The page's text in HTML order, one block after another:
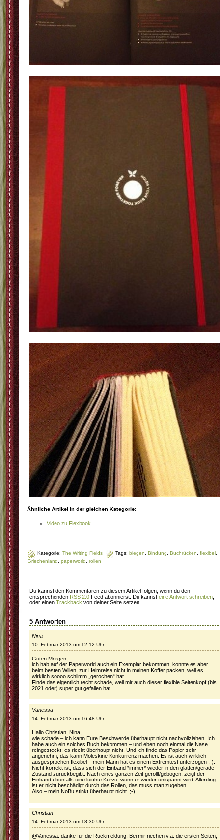
Ähnliche Artikel in der gleichen Kategorie:
Video zu Flexbook
Kategorie: The Writing Fields Tags: biegen, Bindung, Buchrücken, flexibel ,
Griechenland , paperworld , rollen
Du kannst den Kommentaren zu diesem Artikel folgen, wenn du den
entsprechenden RSS 2.0 Feed abonnierst. Du kannst eine Antwort schreiben
oder einen Trackback von deiner Seite setzen.
5 Antworten
Nina
10. Februar 2013 um 12:12 Uhr
Guten Morgen,
ich hab auf der Paperworld auch ein Exemplar bekommen, konnte es aber
beim besten Willen, zur Heimreise nicht in meinen Koffer packen, weil es
wirklich soooo schlimm „gerochen“ hat.
Finde das eigentlich recht schade, weil mir auch dieser flexible Seitenkopf (bis
2021 oder) super gut gefallen hat.
Vanessa
14. Februar 2013 um 16:48 Uhr
Hallo Christian, Nina,
wie schade – ich kann Eure Beschwerde überhaupt nicht nachvollziehen. Ich
habe auch ein solches Buch bekommen – und eben noch einmal die Nase
reingesteckt: es riecht überhaupt nicht. Und ich finde das Papier sehr
angenehm, das kann Moleskine Konkurrenz machen. Es ist auch wirklich
ausgesprochen flexibel – mein Mann hat es einem Extremtest unterzogen ;-).
Nicht korrekt ist, dass sich der Einband *immer* wieder in den glatten/gerade
Zustand zurückbegibt. Nach eines ganzen Zeit gerollt/gebogen, zeigt der
Einband ebenfalls eine leichte Kurve, wenn er wieder entspannt wird. Allerding
ist er nicht beschädigt durch das Rollen, das muss man zugeben.
Also – mein NoBu stinkt überhaupt nicht. ;-)
Christian
14. Februar 2013 um 18:30 Uhr
@Vanessa: danke für die Rückmeldung. Bei mir riechen v.a. die ersten Seiten,